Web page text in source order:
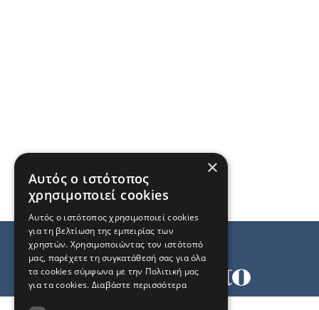
×
Αυτός ο ιστότοπος
χρησιμοποιεί cookies
Αυτός ο ιστότοπος χρησιμοποιεί cookies
για τη βελτίωση της εμπειρίας των
χρηστών. Χρησιμοποιώντας τον ιστότοπό
μας, παρέχετε τη συγκατάθεσή σας για όλα
τα cookies σύμφωνα με την Πολιτική μας
για τα cookies. Διαβάστε περισσότερα